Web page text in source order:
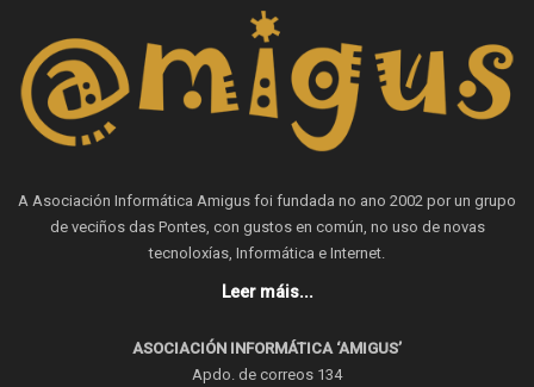
A Asociación Informática Amigus foi fundada no ano 2002 por un grupo
de veciños das Pontes, con gustos en común, no uso de novas
tecnoloxías, Informática e Internet.
Leer máis...
ASOCIACIÓN INFORMÁTICA ‘AMIGUS’
Apdo. de correos 134